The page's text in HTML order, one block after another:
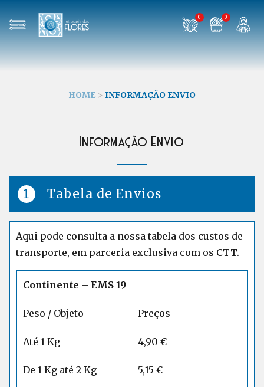
0 0
HOME > INFORMAÇÃO ENVIO
Informação Envio
Tabela de Envios
Aqui pode consulta a nossa tabela dos custos de
transporte, em parceria exclusiva com os CTT.
Continente – EMS 19
Peso / Objeto Preços
Até 1 Kg 4,90 €
De 1 Kg até 2 Kg 5,15 €